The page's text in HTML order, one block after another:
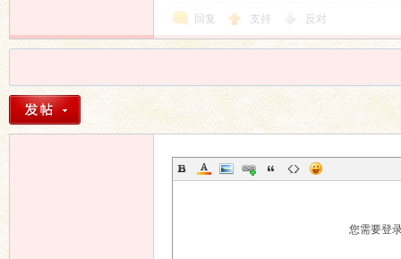
回复 支持 反对
您需要登